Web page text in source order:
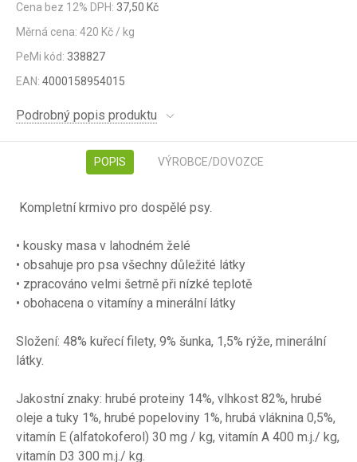
Cena bez 12% DPH: 37,50 Kč
Měrná cena: 420 Kč / kg
PeMi kód: 338827
EAN: 4000158954015
Podrobný popis produktu
POPIS VÝROBCE/DOVOZCE
Kompletní krmivo pro dospělé psy.
• kousky masa v lahodném želé
• obsahuje pro psa všechny důležité látky
• zpracováno velmi šetrně při nízké teplotě
• obohacena o vitamíny a minerální látky
Složení: 48% kuřecí filety, 9% šunka, 1,5% rýže, minerální
látky.
Jakostní znaky: hrubé proteiny 14%, vlhkost 82%, hrubé
oleje a tuky 1%, hrubé popeloviny 1%, hrubá vláknina 0,5%,
vitamín E (alfatokoferol) 30 mg / kg, vitamín A 400 m.j./ kg,
vitamín D3 300 m.j./ kg.